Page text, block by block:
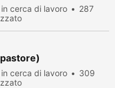
cerca di lavoro
287
cerca di lavoro
309